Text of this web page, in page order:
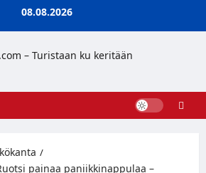
08.08.2026
painaa paniikkinappulaa –